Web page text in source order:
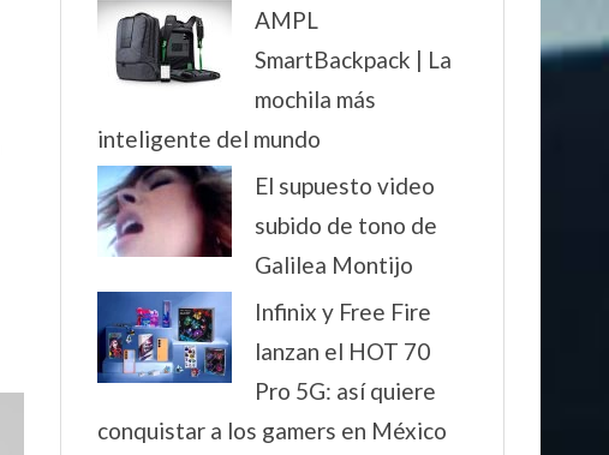
AMPL
SmartBackpack | La
mochila más
inteligente del mundo
El supuesto video
subido de tono de
Galilea Montijo
Infinix y Free Fire
lanzan el HOT 70
Pro 5G: así quiere
conquistar a los gamers en México